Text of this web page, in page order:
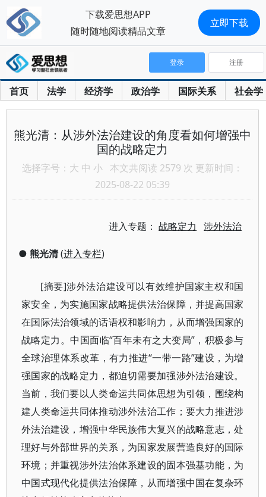
首页 法学 经济学 政治学 国际关系 社会学
登录 注册
熊光清：从涉外法治建设的角度看如何增强中
国的战略定力
选择字号： 大 中 小 本文共阅读 2579 次 更新时间：
2025-08-22 05:39
进入专题：战略定力 涉外法治
● 熊光清(进入专栏)
[摘要]涉外法治建设可以有效维护国家主权和国
家安全，为实施国家战略提供法治保障，并提高国家
在国际法治领域的话语权和影响力，从而增强国家的
战略定力。中国面临“百年未有之大变局”，积极参与
全球治理体系改革，有力推进“一带一路”建设，为增
强国家的战略定力，都迫切需要加强涉外法治建设。
当前，我们要以人类命运共同体思想为引领，围绕构
建人类命运共同体推动涉外法治工作；要大力推进涉
外法治建设，增强中华民族伟大复兴的战略意志，处
理好与外部世界的关系，为国家发展营造良好的国际
环境；并重视涉外法治体系建设的固本强基功能，为
中国式现代化提供法治保障，从而增强中国在复杂环
下载爱思想APP
随时随地阅读精品文章
立即下载